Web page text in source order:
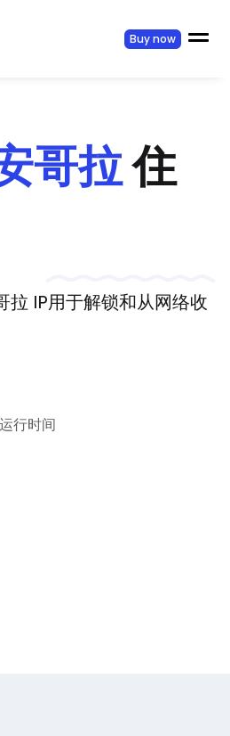
Buy now
哥拉住
拉 IP用于解锁和从网络收
行时间